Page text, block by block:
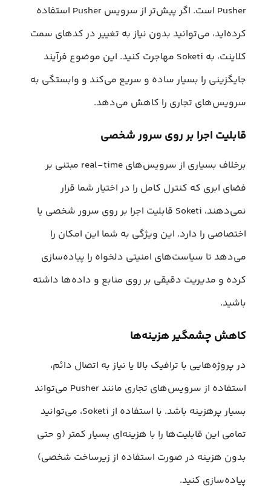
Pusher است. اگر پیش‌تر از سرویس Pusher استفاده
کرده‌اید، می‌توانید بدون نیاز به تغییر در کدهای سمت
کلاینت، به Soketi مهاجرت کنید. این موضوع فرآیند
جایگزینی را بسیار ساده و سریع می‌کند و وابستگی به
سرویس‌های تجاری را کاهش می‌دهد.
قابلیت اجرا بر روی سرور شخصی
برخلاف بسیاری از سرویس‌های real-time مبتنی بر
فضای ابری که کنترل کامل را در اختیار شما قرار
نمی‌دهند، Soketi قابلیت اجرا بر روی سرور شخصی یا
اختصاصی را دارد. این ویژگی به شما این امکان را
می‌دهد تا سیاست‌های امنیتی دلخواه را پیاده‌سازی
کرده و مدیریت دقیقی بر روی منابع و داده‌ها داشته
باشید.
کاهش چشمگیر هزینه‌ها
در پروژه‌هایی با ترافیک بالا یا نیاز به اتصال دائم،
استفاده از سرویس‌های تجاری مانند Pusher می‌تواند
بسیار پرهزینه باشد. با استفاده از Soketi، می‌توانید
تمامی این قابلیت‌ها را با هزینه‌ای بسیار کمتر (و حتی
بدون هزینه در صورت استفاده از زیرساخت شخصی)
پیاده‌سازی کنید.